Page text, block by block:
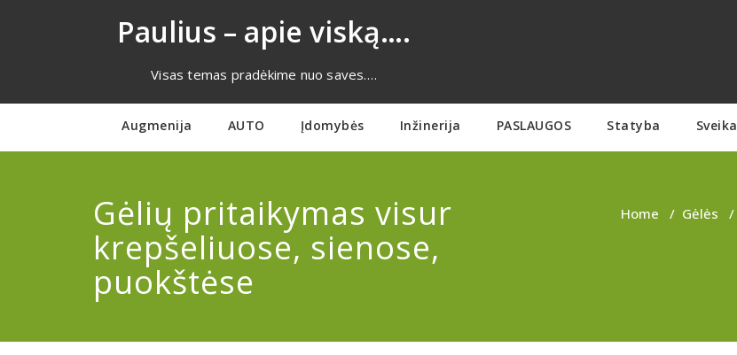
Paulius – apie viską….
Visas temas pradėkime nuo saves….
Augmenija AUTO Įdomybės Inžinerija PASLAUGOS Statyba
Gėlių pritaikymas visur
krepšeliuose, sienose,
puokštėse
Home / Gėlės /